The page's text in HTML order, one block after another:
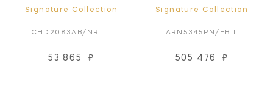
Signature Collection
CHD2083AB/NRT-L
53 865 ₽
Signature Collection
ARN5345PN/EB-L
505 476 ₽